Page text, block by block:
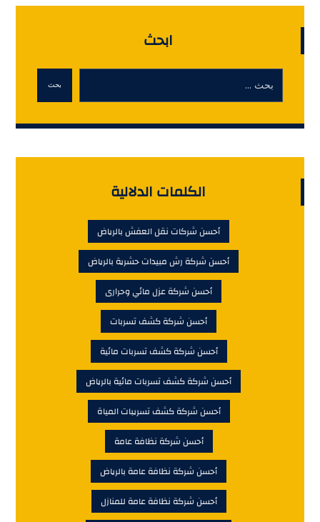
ابحث
بحث
الكلمات الدلالية
أحسن شركات نقل العفش بالرياض
أحسن شركة رش مبيدات حشرية بالرياض
أحسن شركة عزل مائي وحرارى
أحسن شركة كشف تسربات
أحسن شركة كشف تسربات مائية
أحسن شركة كشف تسربات مائية بالرياض
أحسن شركة كشف تسريبات المياة
أحسن شركة نظافة عامة
أحسن شركة نظافة عامة بالرياض
أحسن شركة نظافة عامة للمنازل